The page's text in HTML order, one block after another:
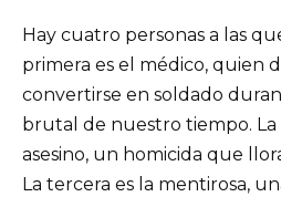
Hay cuatro personas a las
primera es el médico, quien
convertirse en soldado
brutal de nuestro tiempo. La
asesino, un homicida que
La tercera es la mentirosa,